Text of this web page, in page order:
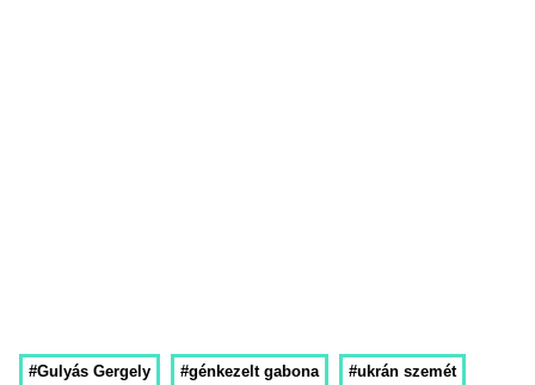
#Gulyás Gergely #génkezelt gabona #ukrán szemét